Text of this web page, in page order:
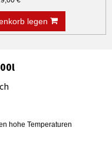
legen
hohe Temperaturen